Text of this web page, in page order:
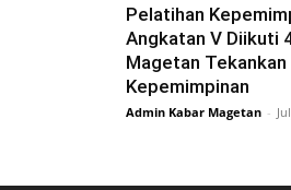
Pelatihan
Angkatan V Diikuti
Magetan Tekankan
Kepemimpinan
Admin Kabar Magetan -